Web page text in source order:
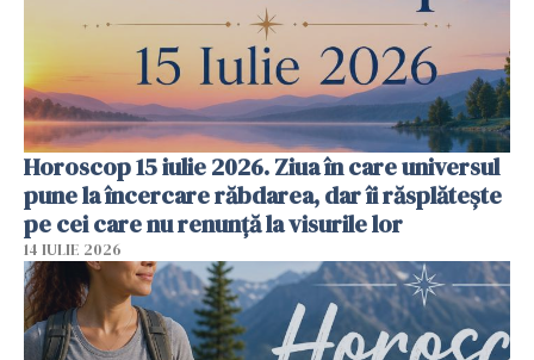
Horoscop 15 iulie 2026. Ziua în care universul
pune la încercare răbdarea, dar îi răsplătește
pe cei care nu renunță la visurile lor
14 IULIE 2026